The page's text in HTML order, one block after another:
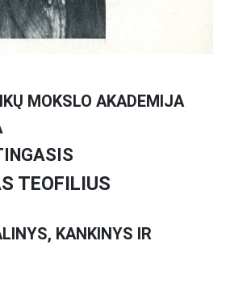
MOKSLO AKADEMIJA
TEOFILIUS
KANKINYS IR